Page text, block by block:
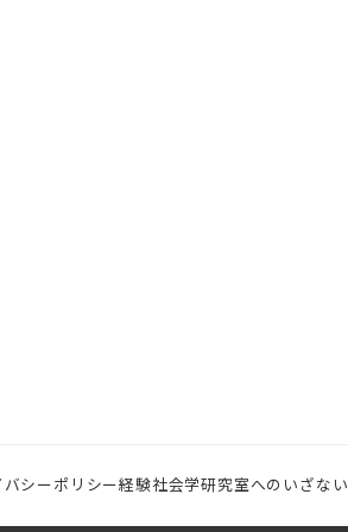
バシーポリシー経験社会学研究室へのいざない